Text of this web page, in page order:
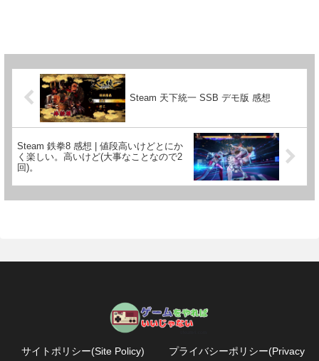
Steam 天下統一 SSB デモ版 感想
Steam 鉄拳8 感想 | 値段高いけどとにか
く楽しい。高いけど(大事なことなので2
回)。
サイトポリシー(Site Policy) プライバシーポリシー(Privacy